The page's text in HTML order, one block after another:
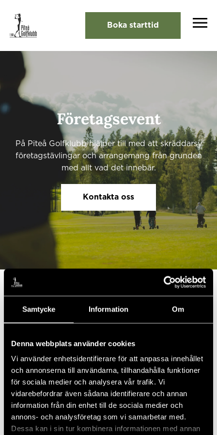
Samtycke Information Om
Denna webbplats använder cookies
Vi använder enhetsidentifierare för att anpassa innehållet
och annonserna till användarna, tillhandahålla funktioner
för sociala medier och analysera vår trafik. Vi
vidarebefordrar även sådana identifierare och annan
information från din enhet till de sociala medier och
annons- och analysföretag som vi samarbetar med.
Dessa kan i sin tur kombinera informationen med annan
Boka starttid
Företagsevent
På Piteå Golfklubb hjälper till med att skräddarsy
företagstävlingar och arrangemang från grunden
med allt vad det innebär.
Kontakta oss
Exempel:
Utmana företagets medarbetare eller kunder på ett
spännande golfevent
Det behövs inget grönt kort eller medlemskap i
Golfklubbens duktiga instruktörer inleder på driving
rangen cirka 60 min med att guida er genom
golfens grunder, all utrustning och bollar ingår
Därefter följer en golfrunda på vår korthålsbana
med 9 korthål som mäter mellan 45 och 140 meter
där vi spelar i lag om 3-4 personer, detta tar cirka 1-
2 timmar
Dagen avslutas med lunch eller middag på